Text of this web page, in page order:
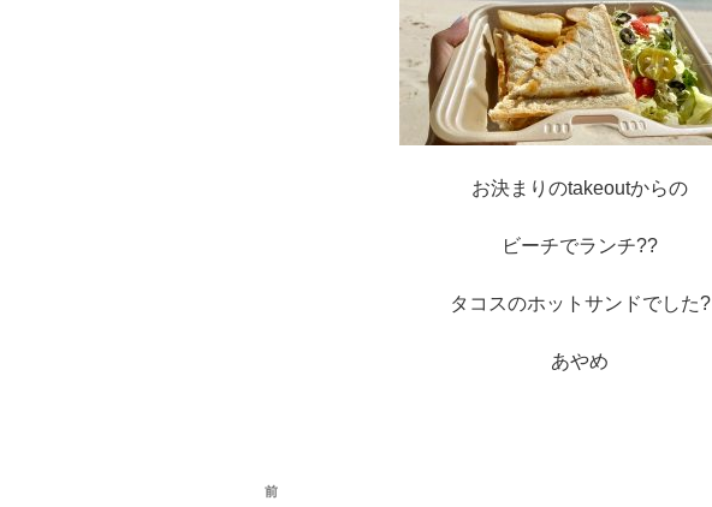
お決まりのtakeoutからの
ビーチでランチ??
タコスのホットサンドでした?
あやめ
投
前
前